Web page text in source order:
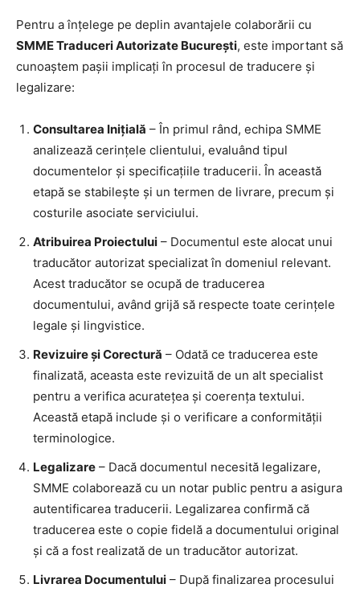
Pentru a înțelege pe deplin avantajele colaborării cu
SMME Traduceri Autorizate București, este important să
cunoaștem pașii implicați în procesul de traducere și
legalizare:
Consultarea Inițială – În primul rând, echipa SMME
analizează cerințele clientului, evaluând tipul
documentelor și specificațiile traducerii. În această
etapă se stabilește și un termen de livrare, precum și
costurile asociate serviciului.
Atribuirea Proiectului – Documentul este alocat unui
traducător autorizat specializat în domeniul relevant.
Acest traducător se ocupă de traducerea
documentului, având grijă să respecte toate cerințele
legale și lingvistice.
Revizuire și Corectură – Odată ce traducerea este
finalizată, aceasta este revizuită de un alt specialist
pentru a verifica acuratețea și coerența textului.
Această etapă include și o verificare a conformității
terminologice.
Legalizare – Dacă documentul necesită legalizare,
SMME colaborează cu un notar public pentru a asigura
autentificarea traducerii. Legalizarea confirmă că
traducerea este o copie fidelă a documentului original
și că a fost realizată de un traducător autorizat.
Livrarea Documentului – După finalizarea procesului